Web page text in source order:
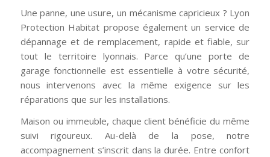
Une panne, une usure, un mécanisme capricieux ? Lyon
Protection Habitat propose également un service de
dépannage et de remplacement, rapide et fiable, sur
tout le territoire lyonnais. Parce qu’une porte de
garage fonctionnelle est essentielle à votre sécurité,
nous intervenons avec la même exigence sur les
réparations que sur les installations.
Maison ou immeuble, chaque client bénéficie du même
suivi rigoureux. Au-delà de la pose, notre
accompagnement s’inscrit dans la durée. Entre confort